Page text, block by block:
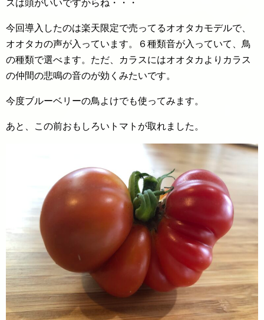
スは頭がいいですからね・・・
今回導入したのは楽天限定で売ってるオオタカモデルで、
オオタカの声が入っています。６種類音が入っていて、鳥
の種類で選べます。ただ、カラスにはオオタカよりカラス
の仲間の悲鳴の音のが効くみたいです。
今度ブルーベリーの鳥よけでも使ってみます。
あと、この前おもしろいトマトが取れました。